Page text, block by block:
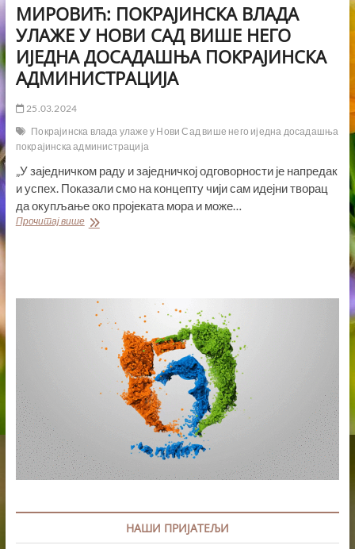
МИРОВИЋ: ПОКРАЈИНСКА ВЛАДА
УЛАЖЕ У НОВИ САД ВИШЕ НЕГО
ИЈЕДНА ДОСАДАШЊА ПОКРАЈИНСКА
АДМИНИСТРАЦИЈА
25.03.2024
Покрајинска влада улаже у Нови Сад више него иједна досадашња
покрајинска администрација
„У заједничком раду и заједничкој одговорности је напредак
и успех. Показали смо на концепту чији сам идејни творац
да окупљање око пројеката мора и може…
Прочитај вишеМИРОВИЋ:
САД
ВИШЕ
ИЈЕДНА
ДОСАДАШЊА
ПОКРАЈИНСКА
АДМИНИСТРАЦИЈА
НАШИ ПРИЈАТЕЉИ